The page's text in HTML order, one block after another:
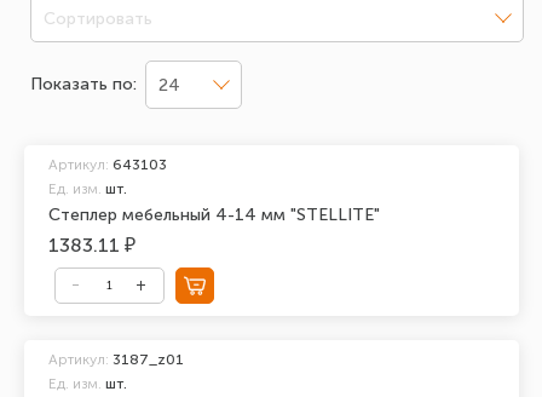
Сортировать
Показать по: 24
Степлер мебельный 4-14 мм "STELLITE"
Артикул: 643103
Ед. изм. шт.
1383.11 ₽
Артикул: 3187_z01
Ед. изм. шт.